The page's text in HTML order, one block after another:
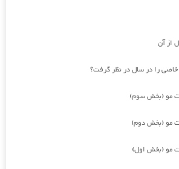
از آن
را در سال در نظر گرفت؟
مو (بخش سوم)
مو (بخش دوم)
مو (بخش اول)